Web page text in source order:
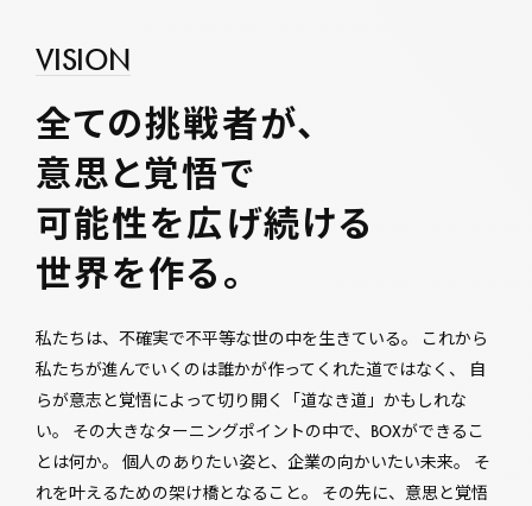
VISION
全ての挑戦者が、
意思と覚悟で
可能性を広げ続ける
世界を作る。
私たちは、不確実で不平等な世の中を生きている。 これから
私たちが進んでいくのは誰かが作ってくれた道ではなく、 自
らが意志と覚悟によって切り開く「道なき道」かもしれな
い。 その大きなターニングポイントの中で、BOXができるこ
とは何か。 個人のありたい姿と、企業の向かいたい未来。 そ
れを叶えるための架け橋となること。 その先に、意思と覚悟